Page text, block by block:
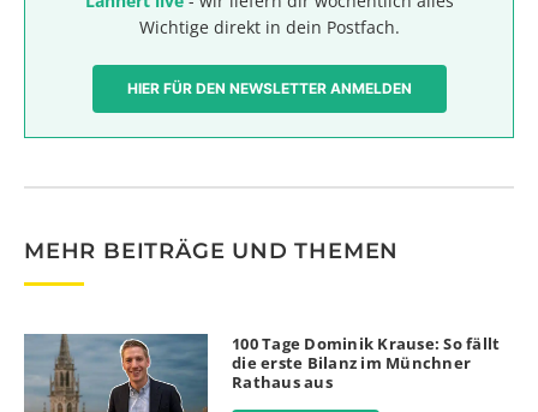
Wichtige direkt in dein Postfach.
HIER FÜR DEN NEWSLETTER ANMELDEN
MEHR BEITRÄGE UND THEMEN
100 Tage Dominik Krause: So fällt
die erste Bilanz im Münchner
Rathaus aus